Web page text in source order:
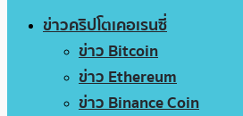
ข่าวคริปโตเคอเรนซี่
ข่าว Bitcoin
ข่าว Ethereum
ข่าว Binance Coin